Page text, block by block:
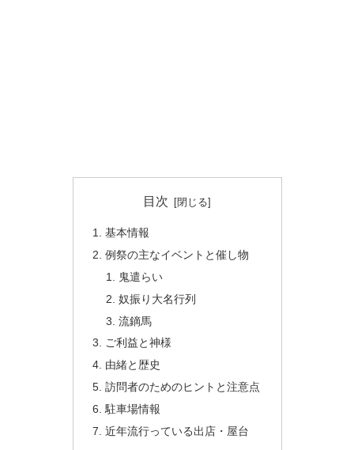
目次
基本情報
例祭の主なイベントと催し物
鬼遣らい
奴振り大名行列
流鏑馬
ご利益と神様
由緒と歴史
訪問者のためのヒントと注意点
駐車場情報
近年流行っている出店・屋台